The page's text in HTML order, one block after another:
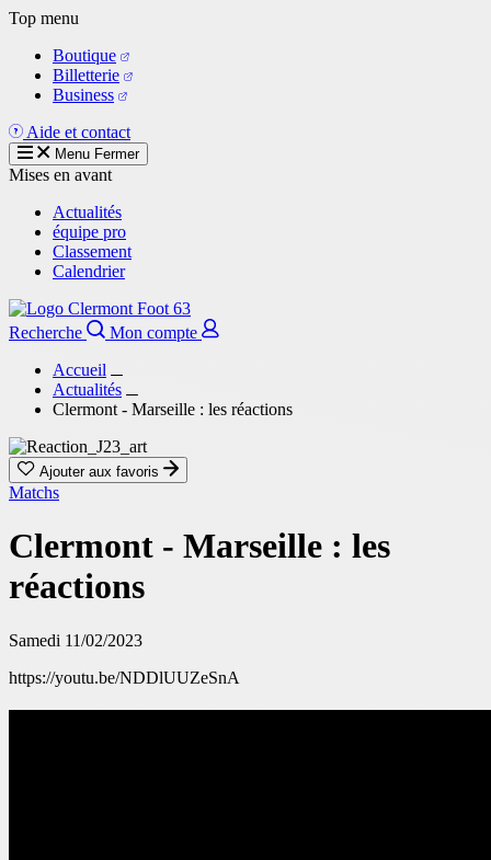
Aller
contenu
principal
Top menu
Boutique
Billetterie
Business
Aide et contact
Menu Fermer
Mises en avant
Actualités
équipe pro
Classement
Calendrier
Recherche
Mon compte
Accueil
Actualités
Clermont - Marseille : les réactions
Ajouter aux favoris
Matchs
Clermont - Marseille : les
réactions
Samedi 11/02/2023
https://youtu.be/NDDlUUZeSnA